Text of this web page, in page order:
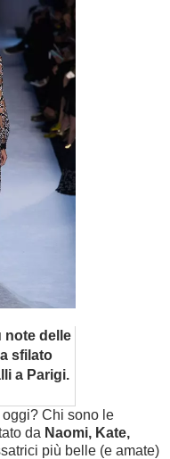
note delle
sfilato
a Parigi.
Chi sono le
da Naomi, Kate,
più belle (e amate)